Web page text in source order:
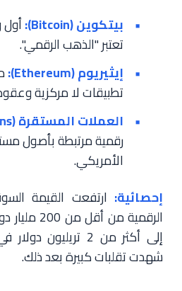
بيتكوين (Bitcoin):
أول
تعتبر "الذهب الرقمي".
إيثيريوم (Ethereum):
تطبيقات لا مركزية
العملات المستقرة (Stablecoins):
رقمية مرتبطة بأصول
الأمريكي.
إحصائية: ارتفعت القيمة
شهدت تقلبات كبيرة بعد ذلك.